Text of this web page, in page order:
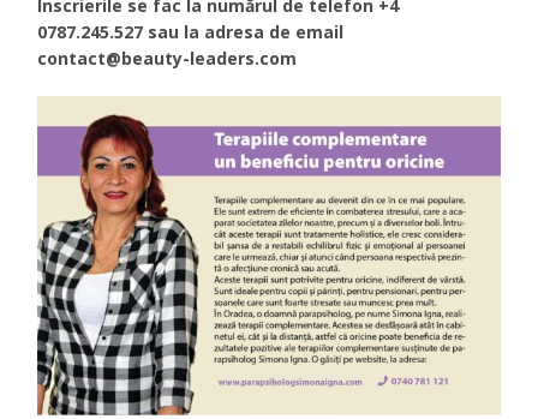
Înscrierile se fac la numărul de telefon +4
0787.245.527 sau la adresa de email
contact@beauty-leaders.com